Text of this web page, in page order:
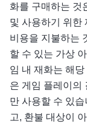
화를 구매하는 것
및 사용하기 위한
비용을 지불하는
할 수 있는 가상
임 내 재화는 해
은 게임 플레이의
만 사용할 수 있
고, 환불 대상이